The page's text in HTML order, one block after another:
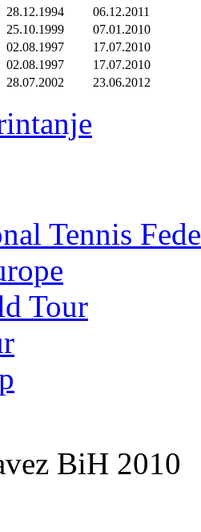
28.12.1994
06.12.2011
25.10.1999
07.01.2010
02.08.1997
17.07.2010
02.08.1997
17.07.2010
28.07.2002 23.06.2012
Tennis
Tour
BiH 2010